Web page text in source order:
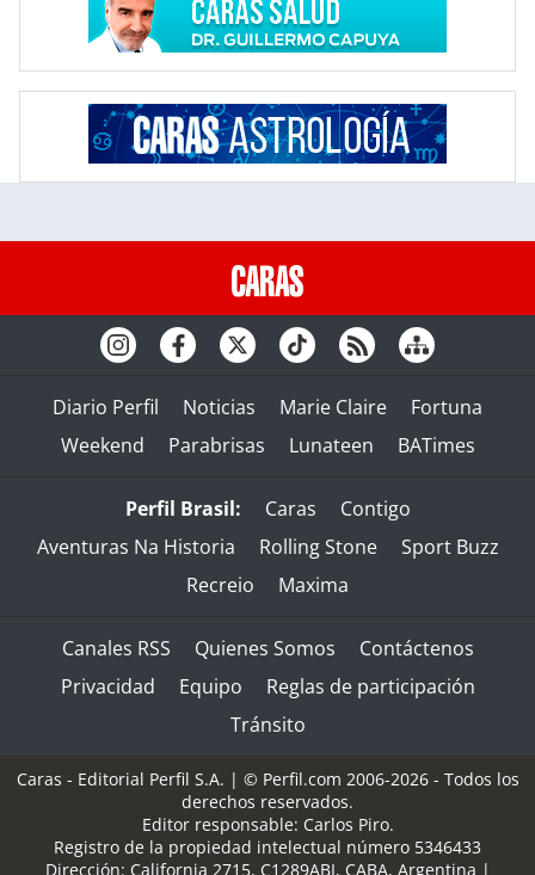
Diario Perfil Noticias Marie Claire
Fortuna
Weekend
Parabrisas Lunateen BATimes
Perfil Brasil: Caras
Contigo
Aventuras Na Historia
Rolling Stone
Sport Buzz
Recreio
Maxima
Canales RSS Quienes Somos
Contáctenos
Privacidad
Equipo
Reglas de participación
Tránsito
Caras - Editorial Perfil S.A. | © Perfil.com 2006-2026 - Todos los
derechos reservados.
Editor responsable: Carlos Piro.
Registro de la propiedad intelectual número 5346433
Dirección: California 2715, C1289ABI, CABA, Argentina |